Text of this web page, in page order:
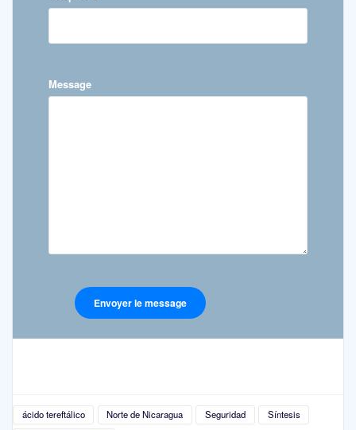
Message
ácido tereftálico Norte de Nicaragua Seguridad
Síntesis